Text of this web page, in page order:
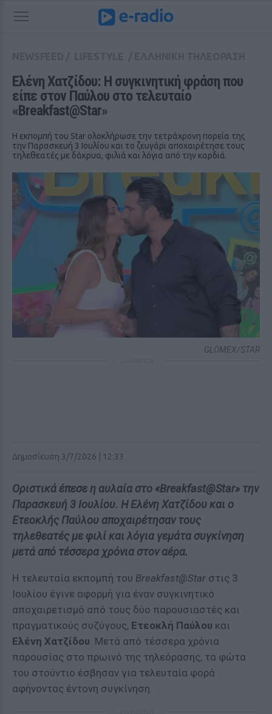
Ελένη Χατζίδου: Η συγκινητική φράση που
είπε στον Παύλου στο τελευταίο
«Breakfast@Star»
Η εκπομπή του Star ολοκλήρωσε την τετράχρονη πορεία της
την Παρασκευή 3 Ιουλίου και το ζευγάρι αποχαιρέτησε τους
τηλεθεατές με δάκρυα, φιλιά και λόγια από την καρδιά.
GLOMEX/STAR
Δημοσίευση 3/7/2026 | 12:33
Οριστικά έπεσε η αυλαία στο «Breakfast@Star» την
Παρασκευή 3 Ιουλίου. Η Ελένη Χατζίδου και ο
Ετεοκλής Παύλου αποχαιρέτησαν τους
τηλεθεατές με φιλί και λόγια γεμάτα συγκίνηση
μετά από τέσσερα χρόνια στον αέρα.
Η τελευταία εκπομπή του Breakfast@Star στις 3
Ιουλίου έγινε αφορμή για έναν συγκινητικό
αποχαιρετισμό από τους δύο παρουσιαστές και
πραγματικούς συζύγους, Ετεοκλή Παύλου και
Ελένη Χατζίδου. Μετά από τέσσερα χρόνια
παρουσίας στο πρωινό της τηλεόρασης, τα φώτα
του στούντιο έσβησαν για τελευταία φορά
αφήνοντας έντονη συγκίνηση.